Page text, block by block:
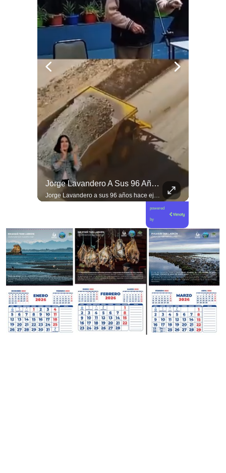
Jorge Lavandero A Sus 96 Años Hace Ejercicio De Memoria Que Debería Ser Enseñado En Todas Las Escuelas De #chile Para Frenar El Saqueo.
Jorge Lavandero a sus 96 años hace ejercicio de memoria que debería ser enseñado en todas las escuelas de #chile para frenar el saqueo. #cobre #cooper
powered
by